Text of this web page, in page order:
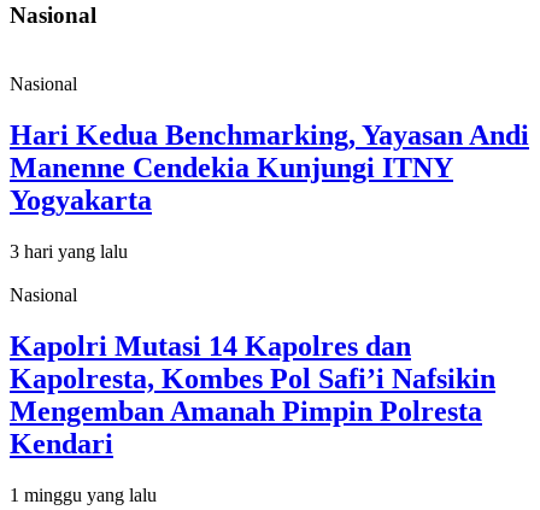
Nasional
Nasional
Hari Kedua Benchmarking, Yayasan Andi
Manenne Cendekia Kunjungi ITNY
Yogyakarta
3 hari yang lalu
Nasional
Kapolri Mutasi 14 Kapolres dan
Kapolresta, Kombes Pol Safi’i Nafsikin
Mengemban Amanah Pimpin Polresta
Kendari
1 minggu yang lalu